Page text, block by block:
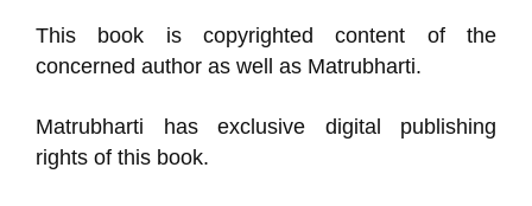
This book is copyrighted content of the
concerned author as well as Matrubharti.
Matrubharti has exclusive digital publishing
rights of this book.